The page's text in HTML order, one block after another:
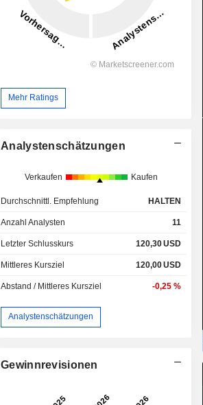
Mehr Ratings
Analystenschätzungen
Verkaufen Kaufen
Durchschnittl. Empfehlung HALTEN
Anzahl Analysten 11
Letzter Schlusskurs 120,30USD
Mittleres Kursziel 120,00USD
Abstand / Mittleres Kursziel -0,25 %
Analystenschätzungen
Gewinnrevisionen